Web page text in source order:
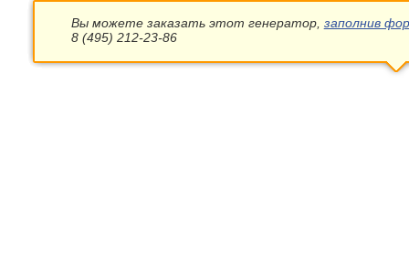
Вы можете заказать этот генератор, заполнив
8 (495) 212-23-86